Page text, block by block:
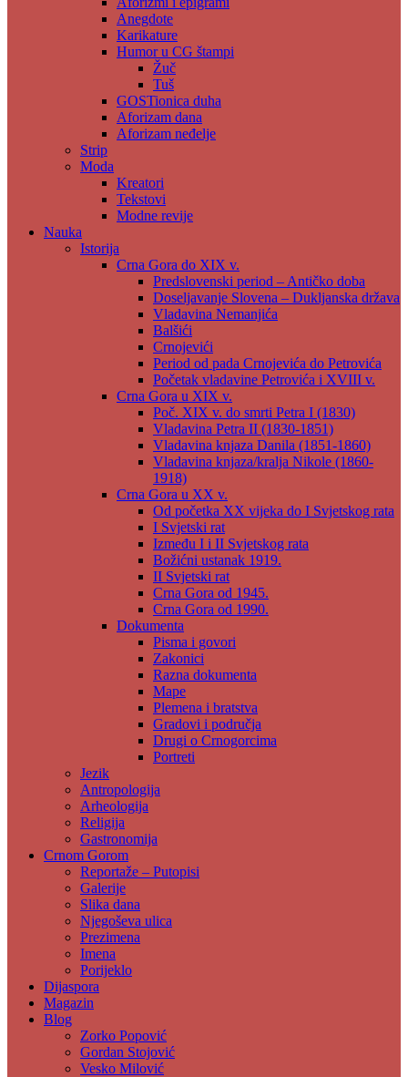
Anegdote
Karikature
Humor u CG štampi
Žuč
Tuš
GOSTionica duha
Aforizam dana
Aforizam neđelje
Strip
Moda
Kreatori
Tekstovi
Modne revije
Nauka
Istorija
Crna Gora do XIX v.
Predslovenski period – Antičko doba
Doseljavanje Slovena – Dukljanska država
Vladavina Nemanjića
Balšići
Crnojevići
Period od pada Crnojevića do Petrovića
Početak vladavine Petrovića i XVIII v.
Crna Gora u XIX v.
Poč. XIX v. do smrti Petra I (1830)
Vladavina Petra II (1830-1851)
Vladavina knjaza Danila (1851-1860)
Vladavina knjaza/kralja Nikole (1860-
1918)
Crna Gora u XX v.
Od početka XX vijeka do I Svjetskog rata
I Svjetski rat
Između I i II Svjetskog rata
Božićni ustanak 1919.
II Svjetski rat
Crna Gora od 1945.
Crna Gora od 1990.
Dokumenta
Pisma i govori
Zakonici
Razna dokumenta
Mape
Plemena i bratstva
Gradovi i područja
Drugi o Crnogorcima
Portreti
Jezik
Antropologija
Arheologija
Religija
Gastronomija
Crnom Gorom
Reportaže – Putopisi
Galerije
Slika dana
Njegoševa ulica
Prezimena
Imena
Porijeklo
Dijaspora
Magazin
Blog
Zorko Popović
Gordan Stojović
Vesko Milović